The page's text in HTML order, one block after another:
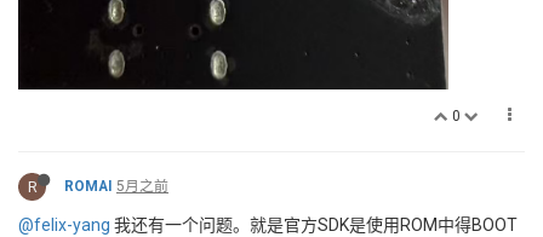
0
R ROMAI 5月之前
@felix-yang 我还有一个问题。就是官方SDK是使用ROM中得BOOT